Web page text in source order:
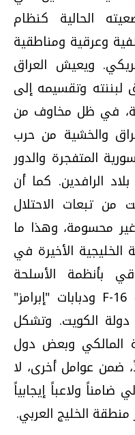
الحالية كنظام
وعرقية ومناطقية
ويعيش العراق
لبننته وتقسيمه إلى
في ظل مخاوف من
والخشية من حرب
المتفجرة والدور
الرافدين. كما أن
من تبعات الاحتلال
محسومة، وهذا ما
الخليجية الأخيرة في
بأنظمة الأسلحة
الأمريكية الحديثة من طائرات F-16 ودبابات "إبرامز"
الكويت. وتشكل
المالكي وبعض دول
ضمن عوامل أخرى، لا
ولاعباً إيجابياً
الخليج العربي.